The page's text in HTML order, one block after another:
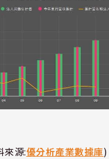
來源:優分析產業數據庫)